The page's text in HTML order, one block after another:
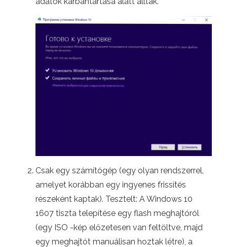
Csak egy számítógép (egy olyan rendszerrel,
amelyet korábban egy ingyenes frissítés
részeként kaptak). Tesztelt: A Windows 10
1607 tiszta telepítése egy flash meghajtóról
(egy ISO -kép előzetesen van feltöltve, majd
egy meghajtót manuálisan hoztak létre), a